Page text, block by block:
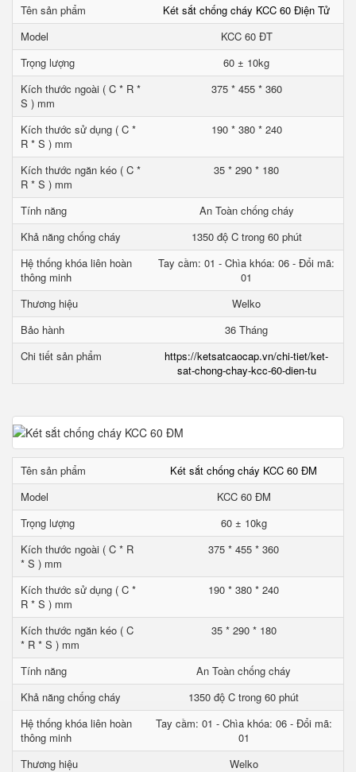
Tên sản phẩm
Két sắt chống cháy KCC 60 Điện Tử
Model
KCC 60 ĐT
Trọng lượng
60 ± 10kg
Kích thước ngoài ( C * R *
S ) mm
375 * 455 * 360
Kích thước sử dụng ( C *
R * S ) mm
190 * 380 * 240
Kích thước ngăn kéo ( C *
R * S ) mm
35 * 290 * 180
Tính năng
An Toàn chống cháy
Khả năng chống cháy
1350 độ C trong 60 phút
Hệ thống khóa liên hoàn
thông minh
Tay cầm: 01 - Chìa khóa: 06 - Đổi mã:
01
Thương hiệu
Welko
Bảo hành
36 Tháng
Chi tiết sản phẩm
https://ketsatcaocap.vn/chi-tiet/ket-
sat-chong-chay-kcc-60-dien-tu
Tên sản phẩm
Két sắt chống cháy KCC 60 ĐM
Model
KCC 60 ĐM
Trọng lượng
60 ± 10kg
Kích thước ngoài ( C * R
* S ) mm
375 * 455 * 360
Kích thước sử dụng ( C *
R * S ) mm
190 * 380 * 240
Kích thước ngăn kéo ( C
* R * S ) mm
35 * 290 * 180
Tính năng
An Toàn chống cháy
Khả năng chống cháy
1350 độ C trong 60 phút
Hệ thống khóa liên hoàn
thông minh
Tay cầm: 01 - Chìa khóa: 06 - Đổi mã:
01
Thương hiệu
Welko